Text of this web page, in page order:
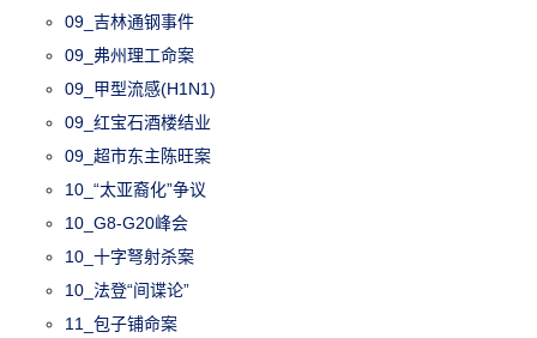
09_吉林通钢事件
09_弗州理工命案
09_甲型流感(H1N1)
09_红宝石酒楼结业
09_超市东主陈旺案
10_“太亚裔化”争议
10_G8-G20峰会
10_十字弩射杀案
10_法登“间谍论”
11_包子铺命案